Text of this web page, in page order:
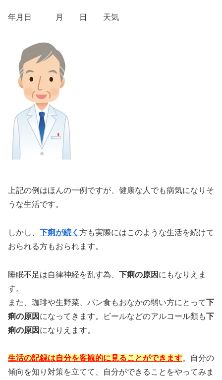
年月日 月 日 天気
上記の例はほんの一例ですが、健康な人でも病気になりそ
うな生活です。
しかし、 下痢が続く 方も実際にはこのような生活を続けて
おられる方もおられます。
睡眠不足は自律神経を乱す為、 下痢の原因 にもなりえま
す。
また、珈琲や生野菜、パン食もおなかの弱い方にとって下
痢の原因 になってきます。ビールなどのアルコール類も下
痢の原因 になりえます。
生活の記録は自分を客観的に見ることができます。自分の
傾向を知り対策を立てて、自分ができることをやってみま